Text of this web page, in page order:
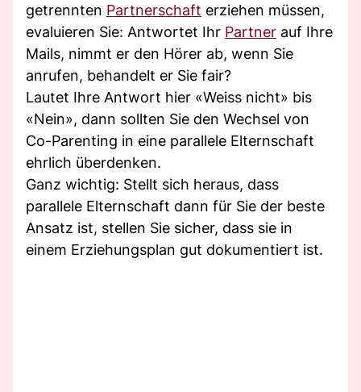
getrennten Partnerschaft erziehen müssen,
evaluieren Sie: Antwortet Ihr Partner auf Ihre
Mails, nimmt er den Hörer ab, wenn Sie
anrufen, behandelt er Sie fair?
Lautet Ihre Antwort hier «Weiss nicht» bis
«Nein», dann sollten Sie den Wechsel von
Co-Parenting in eine parallele Elternschaft
ehrlich überdenken.
Ganz wichtig: Stellt sich heraus, dass
parallele Elternschaft dann für Sie der beste
Ansatz ist, stellen Sie sicher, dass sie in
einem Erziehungsplan gut dokumentiert ist.